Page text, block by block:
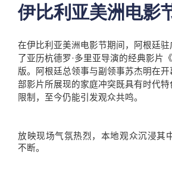
伊比利亚美洲电影
在伊比利亚美洲电影节期间，阿根廷
了亚历杭德罗·多里亚导演的经典影片
版。阿根廷总领事与副领事苏杰明在
部影片所展现的家庭冲突既具有时代
限制，至今仍能引发观众共鸣。
放映现场气氛热烈，本地观众沉浸其
不断。